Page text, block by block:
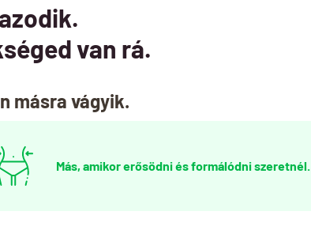
van rá.
másra vágyik.
Más, amikor erősödni és formálódni szeretnél.